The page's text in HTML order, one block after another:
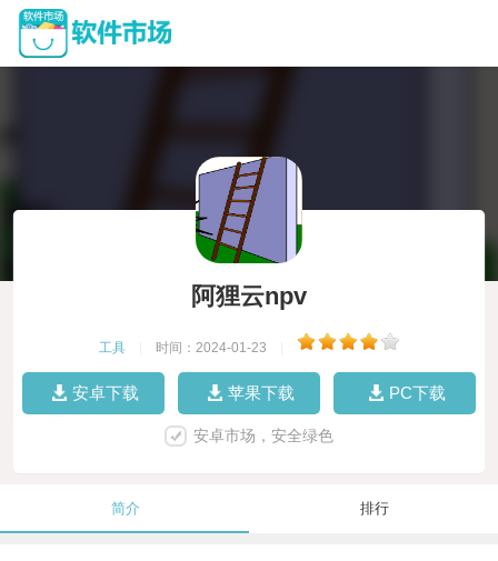
阿狸云npv
工具 时间：2024-01-23
安卓下载 苹果下载 PC下载
安卓市场，安全绿色
简介 排行